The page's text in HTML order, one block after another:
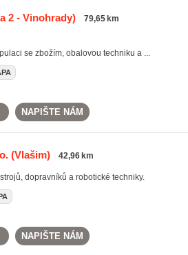
2 - Vinohrady) 79,65 km
se zbožím, obalovou techniku a ...
NAPIŠTE NÁM
(Vlašim) 42,96 km
dopravníků a robotické techniky.
NAPIŠTE NÁM